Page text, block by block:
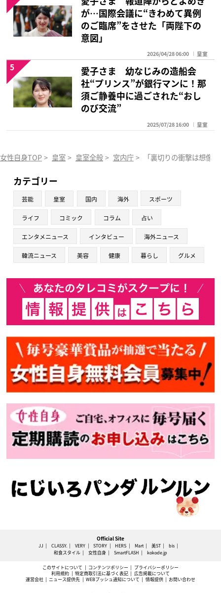
が…国際会議に“きわめて異例
のご臨席”をさせた「両陛下の
意図」
2026/04/28 06:00 皇室
愛子さま 幼なじみの造船会
社“プリンス”が銀行マンに！那
須ご静養中に過ごされた“おし
のび交流”
2025/07/28 16:00 皇室
5
女性自身TOP > 皇室 > 皇室全般 > 宮内庁 > 「裏切りの衝撃は想像
カテゴリー
芸能 皇室 国内 海外 スポーツ
ライフ コミック コラム 占い
エンタメニュース インタビュー 海外ニュース
韓流ニュース 美容 健康 暮らし グルメ
Official Site
JJ CLASSY. VERY STORY HERS Mart 美ST
bis
和食スタイル
女性自身 SmartFLASH kokode.jp
このサイトについて コンテンツポリシー
プライバシーポリシー
利用規約
特定商取引法に基づく表記
広告掲載について
運営会社
ニュース提供先 WEBプッシュ通知について 情報提供 お問い合わせ